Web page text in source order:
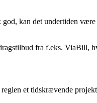
kan det undertiden
fra f.eks. ViaBill,
et tidskrævende